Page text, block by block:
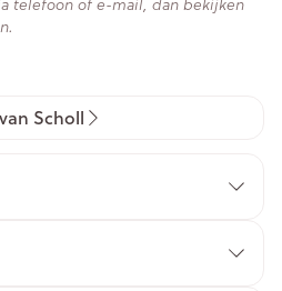
telefoon of e-mail, dan bekijken
Scholl